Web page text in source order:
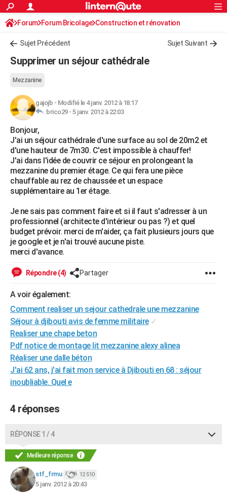
ACTUALITÉS
Politique
Société
Faits Divers
Education
Monde
Villes
+
AUTO
Essais
Réserver un essai
Citadines
Berlines
SUV
Forum auto
+HIGH-TECH
Mobiles
Meilleur smartphone
Internet
Ordinateurs
Jeux vidéo
Guide high-tech
+BRICOLAGE
Forum
Aménagement intérieur
Extérieur
Cuisine
Salle de bains
Jardinage
Rangement
WEEK-END
Guides de France
Escapades
Patrimoine
Expositions
Musées
Week-end nature
+LIFESTYLE
Art de vivre
Bien-être
Loisirs
Mode
Modes de vie
Alimentation
Guide de la santé
Maladies
Médicaments
Sommeil
VOYAGE
Destinations
City break
Voyage nature
Voyage de noces
Forum
Climat
+PHOTO
CARTE DE VOEUX
Carte de Noël
Carte Bonne année
Carte Saint-Valentin
Carte Pâques
Carte d'anniversaire
DICTIONNAIRE
Dictionnaire
Biographies
Citations
Expressions
Proverbes
PROGRAMME TV
COPAINS D'AVANT
S'inscrire
Se connecter
Lycées
Collèges
Primaires
Universités
Entreprises
Service militaire
Avis de recherche
AVIS DE DÉCÈS
FORUM
Rechercher
S'inscrire
Connexion
Forum Forum Bricolage Construction et rénovation
Sujet Précédent Sujet Suivant
Supprimer un séjour cathédrale
Mezzanine
gajojb - Modifié le 4 janv. 2012 à 18:17
brico29 - 5 janv. 2012 à 22:03
Bonjour,
J'ai un séjour cathédrale d'une surface au sol de 20m2 et
d'une hauteur de 7m30. C'est impossible à chauffer!
J'ai dans l'idée de couvrir ce séjour en prolongeant la
mezzanine du premier étage. Ce qui fera une pièce
chauffable au rez de chaussée et un espace
supplémentaire au 1er étage.
Je ne sais pas comment faire et si il faut s'adresser à un
professionnel (architecte d'intérieur ou pas ?) et quel
budget prévoir. merci de m'aider, ça fait plusieurs jours que
je google et je n'ai trouvé aucune piste.
merci d'avance.
Répondre (4) Partager
A voir également:
Comment realiser un sejour cathedrale une mezzanine
Séjour à djibouti avis de femme militaire ✓
Realiser une chape beton
Pdf notice de montage lit mezzanine alexy alinea
Réaliser une dalle béton
J'ai 62 ans, j'ai fait mon service à Djibouti en 68 : séjour
inoubliable. Quel e
4 réponses
RÉPONSE 1 / 4
Meilleure réponse
stf_frmu 12 510
5 janv. 2012 à 20:43